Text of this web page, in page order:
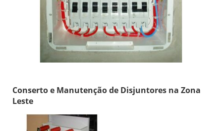
Conserto e Manutenção de Disjuntores na Zona
Leste